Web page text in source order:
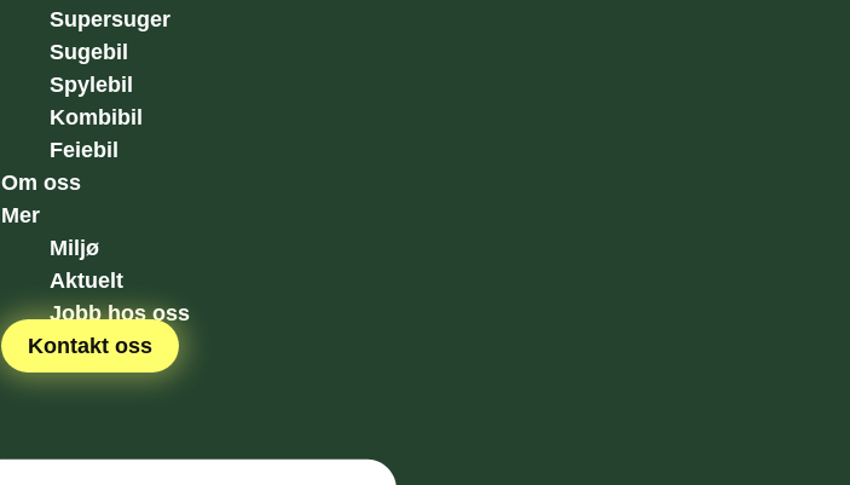
Supersuger
Sugebil
Spylebil
Kombibil
Feiebil
Om oss
Mer
Miljø
Aktuelt
Jobb hos oss
Kontakt oss